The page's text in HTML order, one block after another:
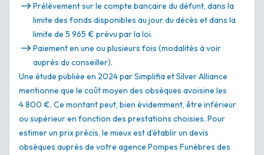
Prélèvement sur le compte bancaire du défunt, dans la
limite des fonds disponibles au jour du décès et dans la
limite de 5 965 € prévu par la loi.
Paiement en une ou plusieurs fois (modalités à voir
auprès du conseiller).
Une étude publiée en 2024 par Simplifia et Silver Alliance
mentionne que le coût moyen des obsèques avoisine les
4 800 €. Ce montant peut, bien évidemment, être inférieur
ou supérieur en fonction des prestations choisies. Pour
estimer un prix précis, le mieux est d’établir un devis
obsèques auprès de votre agence Pompes Funèbres des